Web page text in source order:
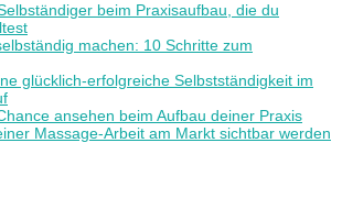
beim Praxisaufbau, die du
machen: 10 Schritte zum
glücklich-erfolgreiche Selbstständigkeit im
ansehen beim Aufbau deiner Praxis
Massage-Arbeit am Markt sichtbar werden